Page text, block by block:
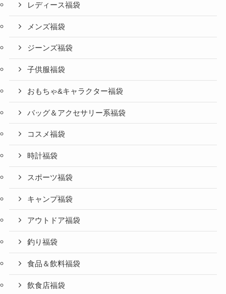
レディース福袋
メンズ福袋
ジーンズ福袋
子供服福袋
おもちゃ&キャラクター福袋
バッグ＆アクセサリー系福袋
コスメ福袋
時計福袋
スポーツ福袋
キャンプ福袋
アウトドア福袋
釣り福袋
食品＆飲料福袋
飲食店福袋